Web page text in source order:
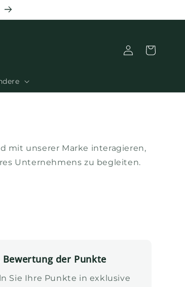
Verbindung
Warenkorb
mit unserer Marke interagieren,
Unternehmens zu begleiten.
Bewertung der Punkte
Sie Ihre Punkte in exklusive